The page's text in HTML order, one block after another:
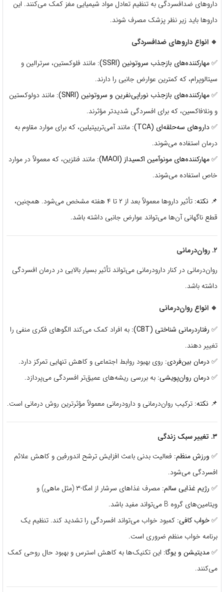
داروهای ضدافسردگی به تنظیم تعادل مواد شیمیایی مغز کمک می‌کنند. این
داروها باید زیر نظر پزشک مصرف شوند.
🔹 انواع داروهای ضدافسردگی
✅مهارکننده‌های بازجذب سروتونین (SSRI)
: مانند فلوکستین، سرترالین و
سیتالوپرام، که کمترین عوارض جانبی را دارند.
✅مهارکننده‌های بازجذب نوراپی‌نفرین و سروتونین (SNRI)
: مانند دولوکستین
و ونلافاکسین، که برای افسردگی شدیدتر مؤثرند.
✅داروهای سه‌حلقه‌ای (TCA)
: مانند آمی‌تریپتیلین، که برای موارد مقاوم به
درمان استفاده می‌شوند.
✅مهارکننده‌های مونوآمین اکسیداز (MAOI)
: مانند فنلزین، که معمولاً در موارد
خاص استفاده می‌شوند.
📌 نکته:
تأثیر داروها معمولاً بعد از ۲ تا ۴ هفته مشخص می‌شود. همچنین،
قطع ناگهانی آن‌ها می‌تواند عوارض جانبی داشته باشد.
۲. روان‌درمانی
روان‌درمانی در کنار دارودرمانی می‌تواند تأثیر بسیار بالایی در درمان افسردگی
داشته باشد.
🔹 انواع روان‌درمانی
✅ رفتاردرمانی شناختی (CBT):
به افراد کمک می‌کند الگوهای فکری منفی را
تغییر دهند.
✅درمان بین‌فردی: روی بهبود روابط اجتماعی و کاهش تنهایی تمرکز دارد.
✅درمان روان‌پویشی: به بررسی ریشه‌های عمیق‌تر افسردگی می‌پردازد.
📌 نکته: ترکیب روان‌درمانی و دارودرمانی معمولاً مؤثرترین روش درمانی است.
۳. تغییر سبک زندگی
✅ ورزش منظم: فعالیت بدنی باعث افزایش ترشح اندورفین و کاهش علائم
افسردگی می‌شود.
✅ رژیم غذایی سالم:
مصرف غذاهای سرشار از امگا-۳ (مثل ماهی) و
ویتامین‌های گروه B می‌تواند مفید باشد.
✅خواب کافی: کمبود خواب می‌تواند افسردگی را تشدید کند. تنظیم یک
برنامه خواب منظم ضروری است.
✅مدیتیشن و یوگا: این تکنیک‌ها به کاهش استرس و بهبود حال روحی کمک
می‌کنند.